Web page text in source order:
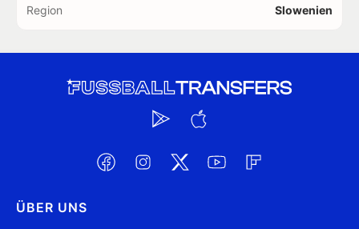
Region Slowenien
ÜBER UNS